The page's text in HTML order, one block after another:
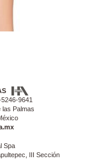
9641
las Palmas
Spa
III Sección